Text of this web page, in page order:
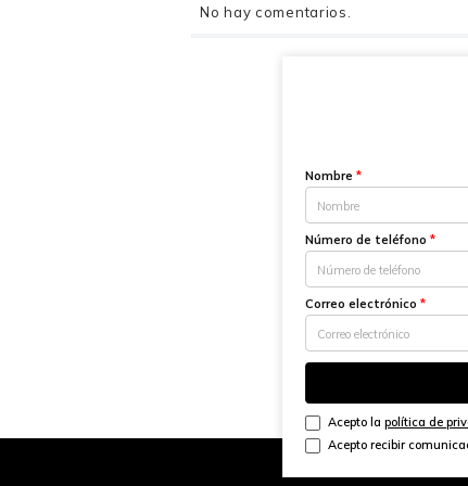
No hay comentarios.
Nombre *
Número de teléfono *
Correo electrónico *
Acepto la política de
Acepto recibir